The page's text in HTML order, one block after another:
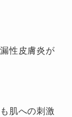
性皮膚炎が
肌への刺激